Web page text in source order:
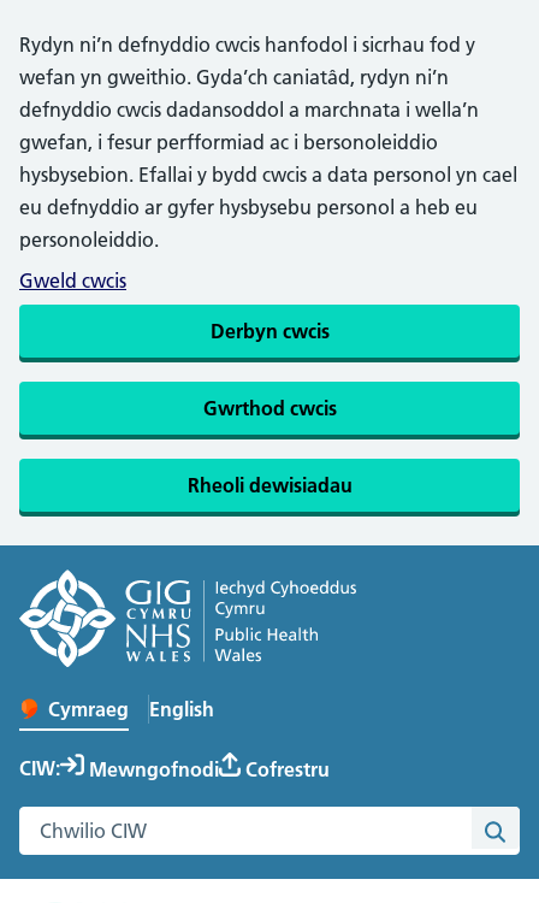
Rydyn ni’n defnyddio cwcis hanfodol i sicrhau fod y
wefan yn gweithio. Gyda’ch caniatâd, rydyn ni’n
defnyddio cwcis dadansoddol a marchnata i wella’n
gwefan, i fesur perfformiad ac i bersonoleiddio
hysbysebion. Efallai y bydd cwcis a data personol yn cael
eu defnyddio ar gyfer hysbysebu personol a heb eu
personoleiddio.
Gweld cwcis
Derbyn cwcis
Gwrthod cwcis
Rheoli dewisiadau
Newid iaith y wefan
Cymraeg English
– Change the language to English
CIW: Mewngofnodi Cofrestru
Chwilio gwefan Cymru Iach ar Waith